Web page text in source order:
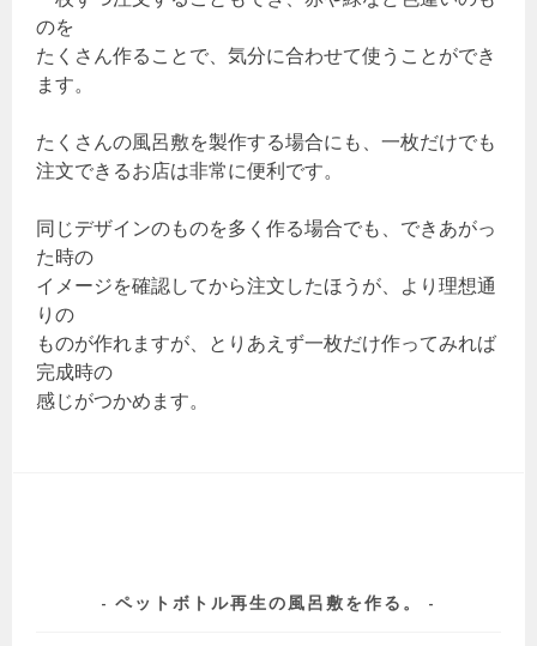
のを
たくさん作ることで、気分に合わせて使うことができ
ます。
たくさんの風呂敷を製作する場合にも、一枚だけでも
注文できるお店は非常に便利です。
同じデザインのものを多く作る場合でも、できあがっ
た時の
イメージを確認してから注文したほうが、より理想通
りの
ものが作れますが、とりあえず一枚だけ作ってみれば
完成時の
感じがつかめます。
ペットボトル再生の風呂敷を作る。